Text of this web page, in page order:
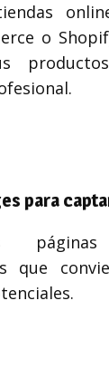
o
para
que